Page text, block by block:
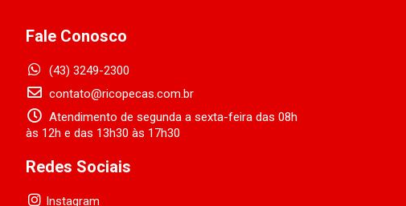
Fale Conosco
(43) 3249-2300
contato@ricopecas.com.br
Atendimento de segunda a sexta-feira das 08h
às 12h e das 13h30 às 17h30
Redes Sociais
Instagram